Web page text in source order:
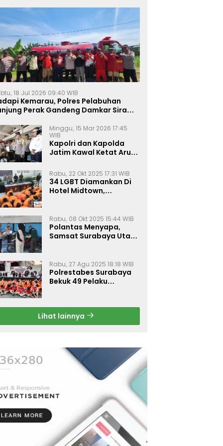
18 Jul 2026 09:40 WIB
Kemarau, Polres Pelabuhan
Perak Gandeng Damkar Siram
Minggu, 15 Mar 2026 17:45
WIB
Kapolri dan Kapolda
Jatim Kawal Ketat Arus
Rabu, 22 Okt 2025 17:31 WIB
34 LGBT Diamankan Di
Hotel Midtown,
Rabu, 08 Okt 2025 15:44 WIB
Polantas Menyapa,
Samsat Surabaya Utara
Rabu, 27 Agu 2025 18:18 WIB
Polrestabes Surabaya
Bekuk 49 Pelaku
Gratis
Lihat lainnya